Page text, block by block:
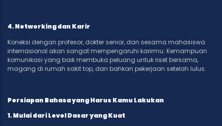
4. Networking dan Karir
Koneksi dengan profesor, dokter senior, dan sesama mahasiswa
internasional akan sangat mempengaruhi karirmu. Kemampuan
komunikasi yang baik membuka peluang untuk riset bersama,
magang di rumah sakit top, dan bahkan pekerjaan setelah lulus.
Persiapan Bahasa yang Harus Kamu Lakukan
1. Mulai dari Level Dasar yang Kuat